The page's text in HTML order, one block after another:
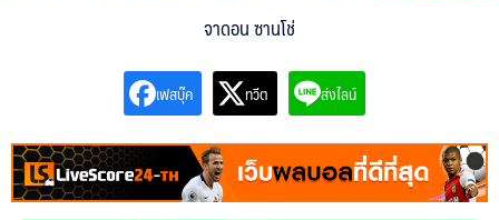
สำหรับ:
จาดอน ซานโช่
เฟสบุ๊ค ทวีต ส่งไลน์